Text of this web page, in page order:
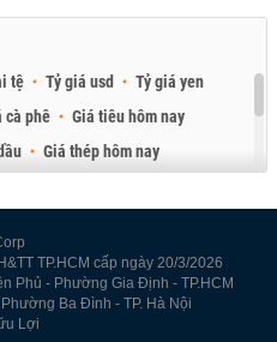
tệ Tỷ giá usd
Tỷ giá yen
cà phê
Giá tiêu hôm nay
Giá thép hôm nay
TP.HCM cấp ngày 20/3/2026
Phủ - Phường Gia Định - TP.HCM
Ba Đình - TP. Hà Nội
Lợi